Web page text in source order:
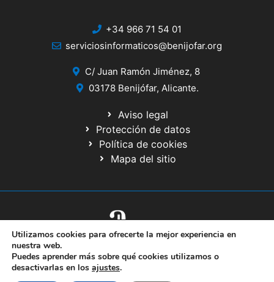
+34 966 71 54 01
serviciosinformaticos@benijofar.org
C/ Juan Ramón Jiménez, 8
03178 Benijófar, Alicante.
Aviso legal
Protección de datos
Política de cookies
Mapa del sitio
© 2020 Web desarrollada por el Servicio de Informática de Diputación
de Alicante
Utilizamos cookies para ofrecerte la mejor experiencia en
nuestra web.
Puedes aprender más sobre qué cookies utilizamos o
desactivarlas en los ajustes.